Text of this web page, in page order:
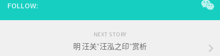
FOLLOW:
NEXT STORY
明 汪关“汪泓之印”赏析